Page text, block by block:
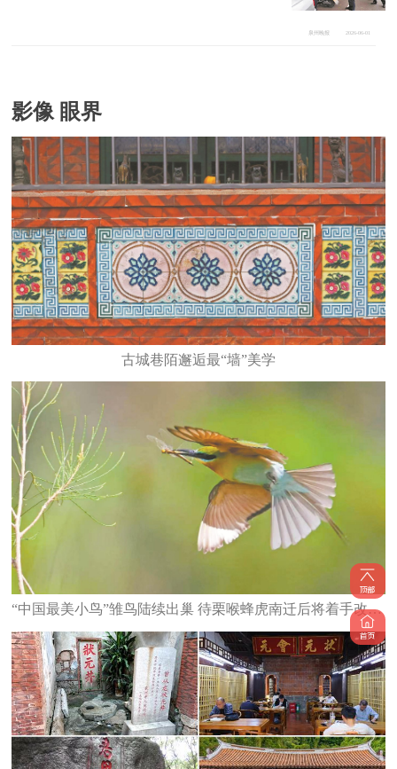
泉州晚报 2026-06-01
影像 眼界
古城巷陌邂逅最“墙”美学
“中国最美小鸟”雏鸟陆续出巢 待栗喉蜂虎南迁后将着手改造栖息地